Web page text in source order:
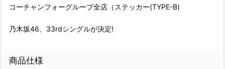
コーチャンフォーグループ全店（ステッカー(TYPE-B)
乃木坂46、33rdシングルが決定!
商品仕様